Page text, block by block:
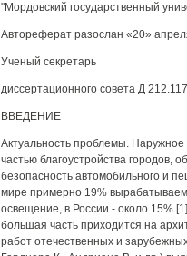
"Мордовский государственный
Автореферат разослан «20»
Ученый секретарь
диссертационного совета Д
ВВЕДЕНИЕ
Актуальность проблемы.
частью благоустройства городов,
безопасность автомобильного и
мире примерно 19%
освещение, в России - около 15%
большая часть приходится на
работ отечественных и